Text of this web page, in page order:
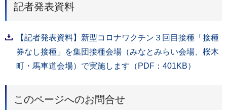
記者発表資料
【記者発表資料】新型コロナワクチン３回目接種「接種
券なし接種」を集団接種会場（みなとみらい会場、桜木
町・馬車道会場）で実施します（PDF：401KB）
このページへのお問合せ